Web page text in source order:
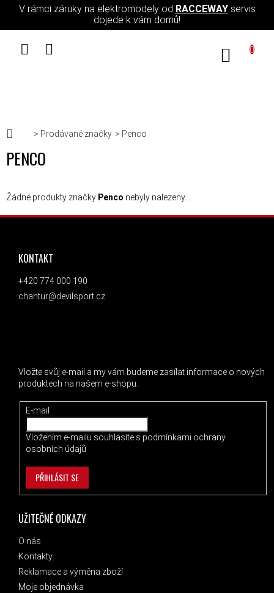
Přejít na obsah
V rámci záruky na elektromodely od RACCEWAYservis
dojede k vám domů!
Domů
Prodávané značky Penco
PENCO
Žádné produkty značky Penco nebyly nalezeny...
ZÁPATÍ
UŽITEČNÉ ODKAZY
O nás
Kontakty
Reklamace a výměna zboží
Moje objednávka
KONTAKT
+420 774 000 190
chantur@devilsport.cz
Vložte svůj e-mail a my vám budeme zasílat informace o nových
produktech na našem e-shopu.
E-mail
Vložením e-mailu souhlasíte s podmínkami ochrany
osobních údajů
PŘIHLÁSIT SE